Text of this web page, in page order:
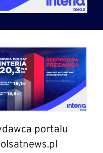
portalu